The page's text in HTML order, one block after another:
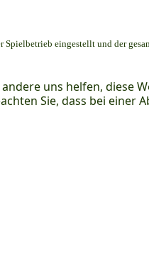
uns helfen, diese
Sie, dass bei
eingestellt und der